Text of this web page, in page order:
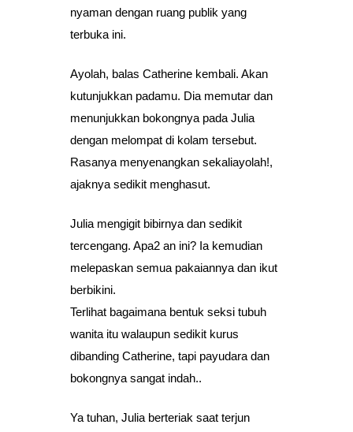
nyaman dengan ruang publik yang
terbuka ini.
Ayolah, balas Catherine kembali. Akan
kutunjukkan padamu. Dia memutar dan
menunjukkan bokongnya pada Julia
dengan melompat di kolam tersebut.
Rasanya menyenangkan sekaliayolah!,
ajaknya sedikit menghasut.
Julia mengigit bibirnya dan sedikit
tercengang. Apa2 an ini? Ia kemudian
melepaskan semua pakaiannya dan ikut
berbikini.
Terlihat bagaimana bentuk seksi tubuh
wanita itu walaupun sedikit kurus
dibanding Catherine, tapi payudara dan
bokongnya sangat indah..
Ya tuhan, Julia berteriak saat terjun